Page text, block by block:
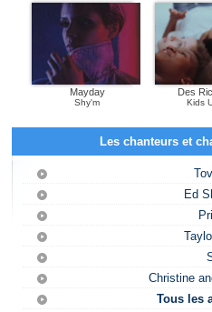
Mayday
Shy'm
Des
Kids
Les chanteurs et
Ed
Christine
Tous les